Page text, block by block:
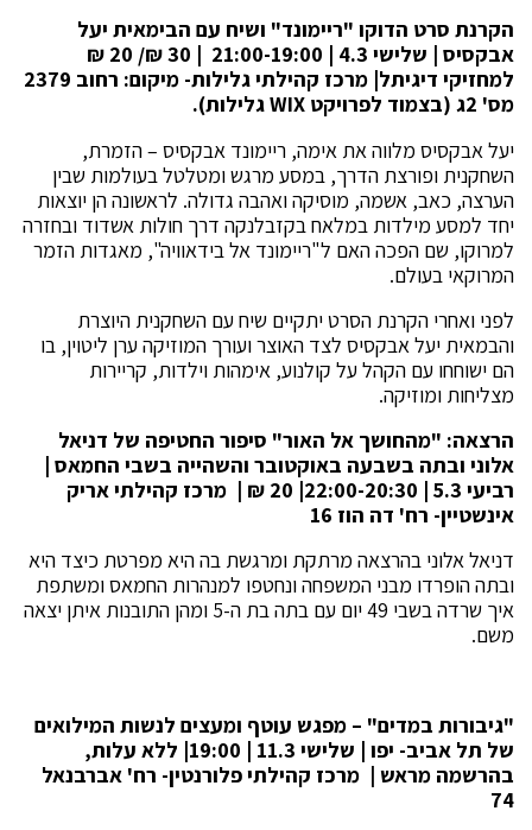
הקרנת סרט הדוקו "ריימונד" ושיח עם הבימאית יעל
אבקסיס | שלישי 4.3 | 21:00-19:00 | 30 ₪/ 20 ₪
למחזיקי דיגיתל| מרכז קהילתי גלילות- מיקום:
רחוב 2379
מס' 2ג (בצמוד לפרויקט
WIXגלילות).
יעל אבקסיס מלווה את אימה, ריימונד אבקסיס – הזמרת,
השחקנית ופורצת הדרך, במסע מרגש ומטלטל בעולמות שבין
הערצה, כאב, אשמה, מוסיקה ואהבה גדולה. לראשונה הן יוצאות
יחד למסע מילדות במלאח בקזבלנקה דרך חולות אשדוד ובחזרה
למרוקו, שם הפכה האם ל"ריימונד אל בידאוויה", מאגדות הזמר
המרוקאי בעולם.
לפני ואחרי הקרנת הסרט יתקיים שיח עם השחקנית היוצרת
והבמאית יעל אבקסיס לצד האוצר ועורך המוזיקה ערן ליטוין, בו
הם ישוחחו עם הקהל על קולנוע, אימהות וילדות, קריירות
מצליחות ומוזיקה.
הרצאה: "מהחושך אל האור" סיפור החטיפה של דניאל
אלוני ובתה בשבעה באוקטובר והשהייה בשבי החמאס |
רביעי 5.3 | 22:00-20:30| 20 ₪ | מרכז קהילתי אריק
אינשטיין- רח' דה הוז 16
דניאל אלוני בהרצאה מרתקת ומרגשת בה היא מפרטת כיצד היא
ובתה הופרדו מבני המשפחה ונחטפו למנהרות החמאס ומשתפת
איך שרדה בשבי 49 יום עם בתה בת ה-5 ומהן התובנות איתן יצאה
משם.
"גיבורות במדים" – מפגש עוטף ומעצים לנשות המילואים
של תל אביב- יפו | שלישי 11.3 | 19:00| ללא עלות,
בהרשמה מראש | מרכז קהילתי פלורנטין- רח' אברבנאל
74